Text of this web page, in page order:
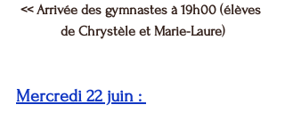
<< Arrivée des gymnastes à 19h00 (élèves
de Chrystèle et Marie-Laure)
Mercredi 22 juin :